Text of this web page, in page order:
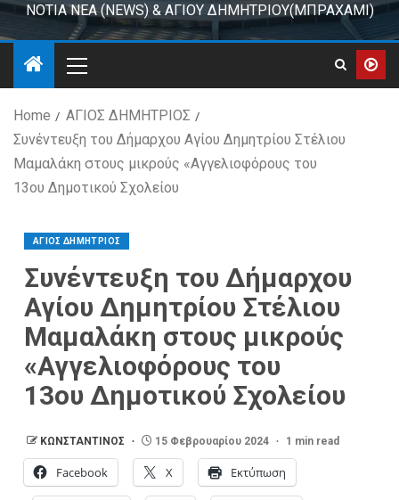
ΝΟΤΙΑ ΝΕΑ (NEWS) & ΑΓΙΟΥ ΔΗΜΗΤΡΙΟΥ(ΜΠΡΑΧΑΜΙ)
Home
ΑΓΙΟΣ ΔΗΜΗΤΡΙΟΣ
Συνέντευξη του Δήμαρχου Αγίου Δημητρίου Στέλιου
Μαμαλάκη στους μικρούς «Αγγελιοφόρους του
13ου Δημοτικού Σχολείου
ΑΓΙΟΣ ΔΗΜΗΤΡΙΟΣ
Συνέντευξη του Δήμαρχου
Αγίου Δημητρίου Στέλιου
Μαμαλάκη στους μικρούς
«Αγγελιοφόρους του
13ου Δημοτικού Σχολείου
ΚΩΝΣΤΑΝΤΙΝΟΣ 15 Φεβρουαρίου 2024 1 min read
Facebook X Εκτύπωση